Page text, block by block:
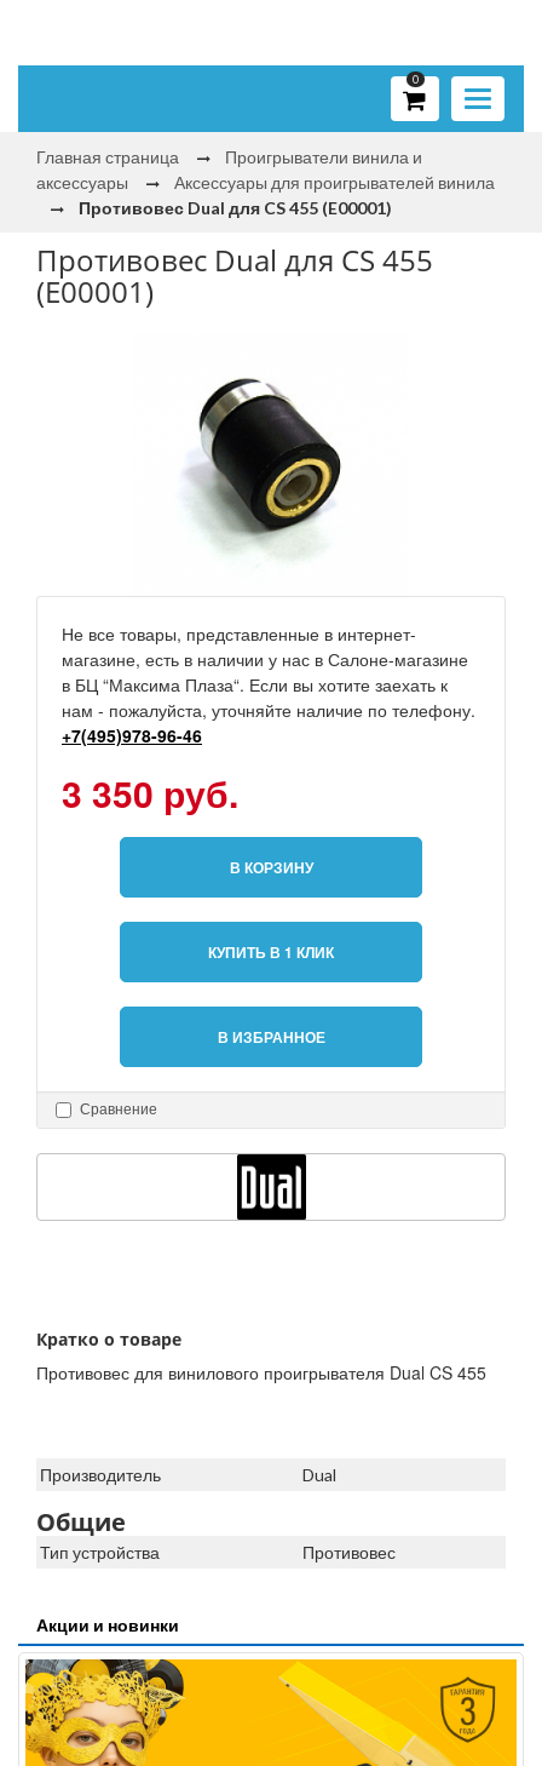
Toggle
0
Главная страница
Проигрыватели винила и
аксессуары
Аксессуары для проигрывателей винила
Противовес Dual для CS 455 (E00001)
Противовес Dual для CS 455
(E00001)
Не все товары, представленные в интернет-
магазине, есть в наличии у нас в Салоне-магазине
в БЦ “Максима Плаза“. Если вы хотите заехать к
нам - пожалуйста, уточняйте наличие по телефону.
+7(495)978-96-46
3 350 руб.
В КОРЗИНУ
КУПИТЬ В 1 КЛИК
В ИЗБРАННОЕ
Сравнение
Кратко о товаре
Противовес для винилового проигрывателя Dual CS 455
Производитель Dual
Общие
Тип устройства Противовес
Акции и новинки